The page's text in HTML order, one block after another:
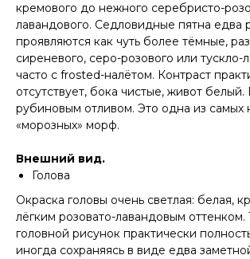
кремового до нежного серебристо-
лавандового. Седловидные пятна едва
проявляются как чуть более тёмные,
сиреневого, серо-розового или тускло-
часто с frosted-налётом. Контраст
отсутствует, бока чистые, живот белый.
рубиновым отливом. Это одна из самых
«морозных» морф.
Внешний вид.
Голова
Окраска головы очень светлая: белая,
лёгким розовато-лавандовым
головной рисунок практически
иногда сохраняясь в виде едва